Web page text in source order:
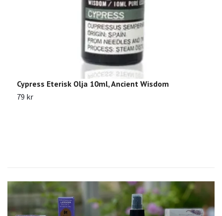
Cypress Eterisk Olja 10ml, Ancient Wisdom
79 kr